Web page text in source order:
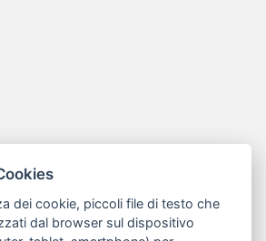
dei cookie, piccoli file di testo che
dal browser sul dispositivo